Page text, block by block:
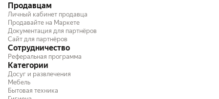
Продавцам
Личный кабинет продавца
Продавайте на Маркете
Документация для партнёров
Сайт для партнёров
Сотрудничество
Реферальная программа
Категории
Досуг и развлечения
Мебель
Бытовая техника